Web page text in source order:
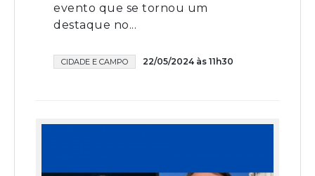
evento que se tornou um
destaque no...
CIDADE E CAMPO 22/05/2024 às 11h30